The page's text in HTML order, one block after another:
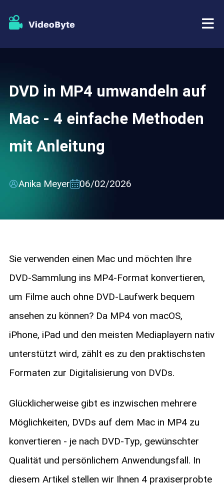
BD-DVD Ripper
Blu-ray Player
DVD Copy
Tutorials
Store
Support
DVD in MP4 umwandeln auf
Mac - 4 einfache Methoden
mit Anleitung
Anika Meyer 06/02/2026
Sie verwenden einen Mac und möchten Ihre
DVD-Sammlung ins MP4-Format konvertieren,
um Filme auch ohne DVD-Laufwerk bequem
ansehen zu können? Da MP4 von macOS,
iPhone, iPad und den meisten Mediaplayern nativ
unterstützt wird, zählt es zu den praktischsten
Formaten zur Digitalisierung von DVDs.
Glücklicherweise gibt es inzwischen mehrere
Möglichkeiten, DVDs auf dem Mac in MP4 zu
konvertieren - je nach DVD-Typ, gewünschter
Qualität und persönlichem Anwendungsfall. In
diesem Artikel stellen wir Ihnen 4 praxiserprobte